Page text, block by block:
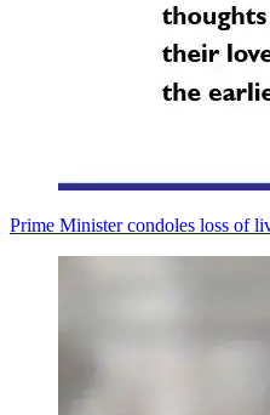
Prime Minister condoles loss of